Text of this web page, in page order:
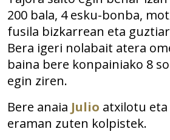
200 bala, 4 esku-bonba,
fusila bizkarrean eta
Bera igeri nolabait atera
baina bere konpainiako 8
egin ziren.
Bere anaia Julio atxilotu
eraman zuten kolpistek.